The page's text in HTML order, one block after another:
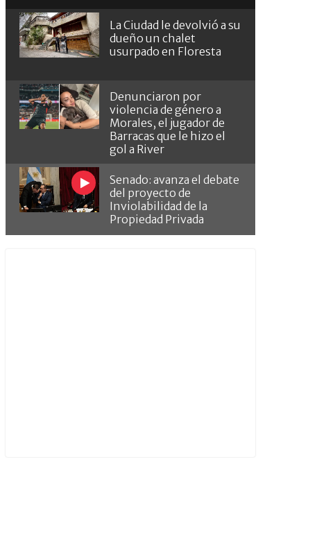
La Ciudad le devolvió a su
dueño un chalet
usurpado en Floresta
Denunciaron por
violencia de género a
Morales, el jugador de
Barracas que le hizo el
gol a River
Senado: avanza el debate
del proyecto de
Inviolabilidad de la
Propiedad Privada